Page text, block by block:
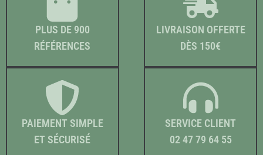
PLUS DE 900
RÉFÉRENCES
LIVRAISON OFFERTE
DÈS 150€
PAIEMENT SIMPLE
ET SÉCURISÉ
SERVICE CLIENT
02 47 79 64 55